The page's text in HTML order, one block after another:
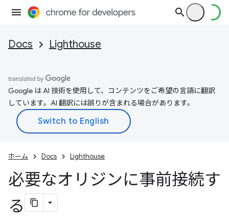
Docs Lighthouse
Google は AI 技術を使用して、コンテンツをご希望の言語に翻訳
しています。AI 翻訳には誤りが含まれる場合があります。
ホーム Docs Lighthouse
必要なオリジンに事前接続す
る